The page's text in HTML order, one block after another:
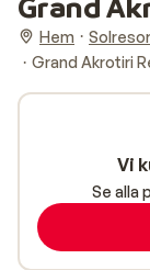
Hem Solresor
Grand Akrotiri
Vi
Se alla